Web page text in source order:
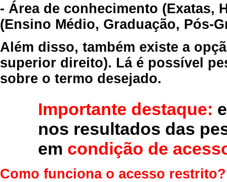
- Área de conhecimento (Exatas,
(Ensino Médio, Graduação, Pós-
Além disso, também existe a
superior direito). Lá é possível
sobre o termo desejado.
Importante destaque:
nos resultados das
em condição de
Como funciona o acesso restrito?